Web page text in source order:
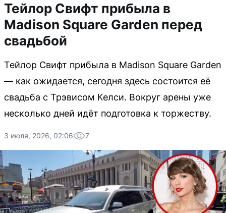
Тейлор Свифт прибыла в
Madison Square Garden перед
свадьбой
Тейлор Свифт прибыла в Madison Square Garden
— как ожидается, сегодня здесь состоится её
свадьба с Трэвисом Келси. Вокруг арены уже
несколько дней идёт подготовка к торжеству.
3 июля, 2026, 02:06 7